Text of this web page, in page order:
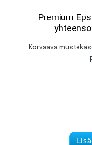
Premium
Korvaava